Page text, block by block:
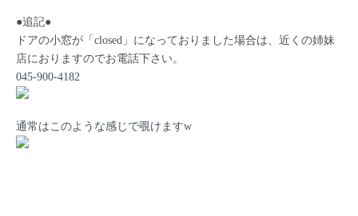
●追記●
ドアの小窓が「closed」になっておりました場合は、近くの姉妹
店におりますのでお電話下さい。
045-900-4182
通常はこのような感じで覗けますw